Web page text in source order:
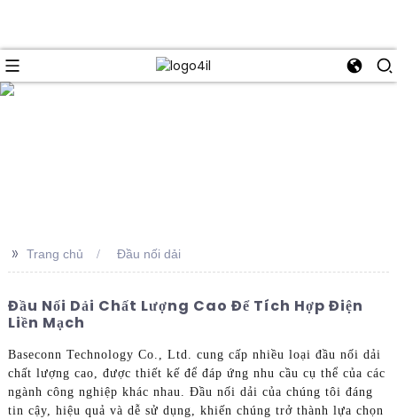
>> Trang chủ Đầu nối dải
Đầu Nối Dải Chất Lượng Cao Để Tích Hợp Điện
Liền Mạch
Baseconn Technology Co., Ltd. cung cấp nhiều loại đầu nối dải
chất lượng cao, được thiết kế để đáp ứng nhu cầu cụ thể của các
ngành công nghiệp khác nhau. Đầu nối dải của chúng tôi đáng
tin cậy, hiệu quả và dễ sử dụng, khiến chúng trở thành lựa chọn